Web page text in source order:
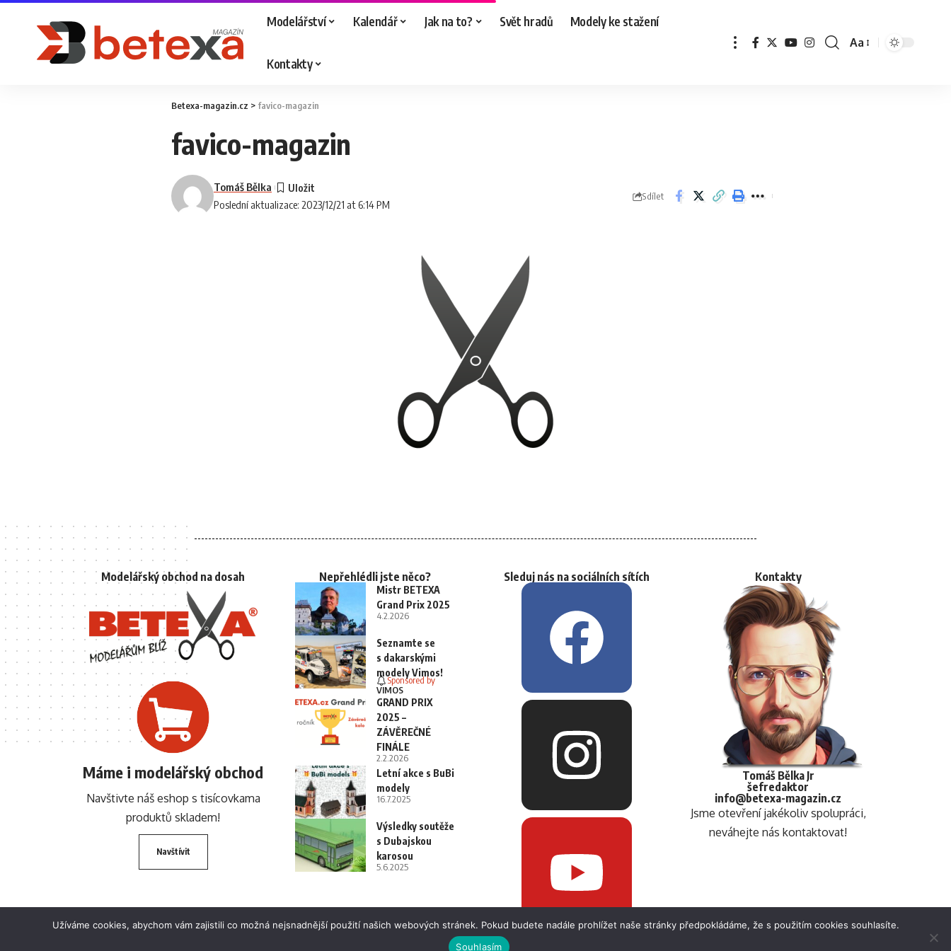
Modelářství Kalendář Jak na to? Svět hradů Modely ke stažení
Kontakty
Aa
Betexa-magazin.cz > favico-magazin
favico-magazin
Poslední aktualizace: 2023/12/21 at 6:14 PM
Tomáš Bělka
Sdílet
Modelářský obchod na dosah
Máme i modelářský obchod
Navštivte náš eshop s tisícovkama
produktů skladem!
Navštívit
Nepřehlédli jste něco?
Mistr BETEXA
Grand Prix 2025
4.2.2026
Seznamte se
s dakarskými
modely Vimos!
Sponsored by
VIMOS
GRAND PRIX
2025 –
ZÁVĚREČNÉ
FINÁLE
2.2.2026
Letní akce s BuBi
modely
16.7.2025
Výsledky soutěže
s Dubajskou
karosou
5.6.2025
Sleduj nás na sociálních sítích Kontakty
Tomáš Bělka Jr
šefredaktor
info@betexa-magazin.cz
Jsme otevření jakékoliv spolupráci,
neváhejte nás kontaktovat!
Užíváme cookies, abychom vám zajistili co možná nejsnadnější použití našich webových stránek. Pokud budete nadále prohlížet naše stránky předpokládáme, že s použitím cookies souhlasíte.
Souhlasím